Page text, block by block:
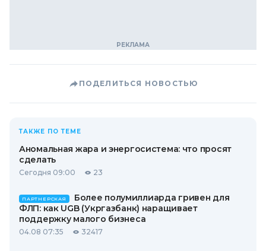
ПОДЕЛИТЬСЯ НОВОСТЬЮ
ТАКЖЕ ПО ТЕМЕ
Аномальная жара и энергосистема: что просят
сделать
Сегодня 09:00 23
ПАРТНЕРСКАЯ
Более полумиллиарда гривен для
ФЛП: как UGB (Укргазбанк) наращивает
поддержку малого бизнеса
04.08 07:35 32417